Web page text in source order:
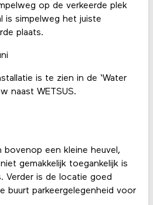
op de verkeerde plek
is simpelweg het juiste
plaats.
is te zien in de ‘Water
naast WETSUS.
een kleine heuvel,
gemakkelijk toegankelijk is
Verder is de locatie goed
buurt parkeergelegenheid voor